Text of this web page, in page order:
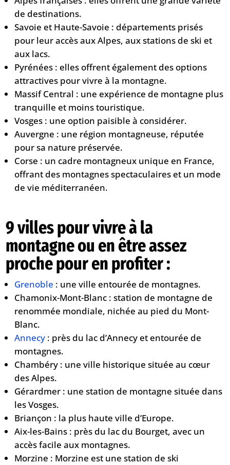
de destinations.
Savoie et Haute-Savoie : départements prisés
pour leur accès aux Alpes, aux stations de ski et
aux lacs.
Pyrénées : elles offrent également des options
attractives pour vivre à la montagne.
Massif Central : une expérience de montagne plus
tranquille et moins touristique.
Vosges : une option paisible à considérer.
Auvergne : une région montagneuse, réputée
pour sa nature préservée.
Corse : un cadre montagneux unique en France,
offrant des montagnes spectaculaires et un mode
de vie méditerranéen.
9 villes pour vivre à la
montagne ou en être assez
proche pour en profiter :
Grenoble : une ville entourée de montagnes.
Chamonix-Mont-Blanc : station de montagne de
renommée mondiale, nichée au pied du Mont-
Blanc.
Annecy : près du lac d’Annecy et entourée de
montagnes.
Chambéry : une ville historique située au cœur
des Alpes.
Gérardmer : une station de montagne située dans
les Vosges.
Briançon : la plus haute ville d’Europe.
Aix-les-Bains : près du lac du Bourget, avec un
accès facile aux montagnes.
Morzine : Morzine est une station de ski